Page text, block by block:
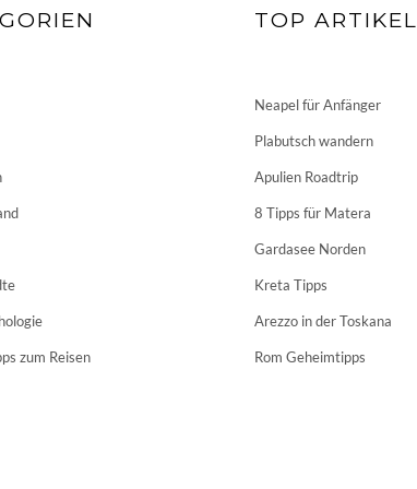
zum Reisen
TOP ARTIKEL
Neapel für Anfänger
Plabutsch wandern
Apulien Roadtrip
8 Tipps für Matera
Gardasee Norden
Kreta Tipps
Arezzo in der Toskana
Rom Geheimtipps